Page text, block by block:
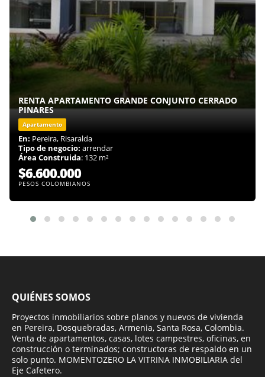
RENTA APARTAMENTO GRANDE CONJUNTO CERRADO
PINARES
Apartamento
En: Pereira, Risaralda
Tipo de negocio: arrendar
Área Construida: 132 m²
$6.600.000
PESOS COLOMBIANOS
QUIÉNES SOMOS
Proyectos inmobiliarios sobre planos y nuevos de vivienda
en Pereira, Dosquebradas, Armenia, Santa Rosa, Colombia.
Venta de apartamentos, casas, lotes campestres, oficinas, en
construcción o terminados; constructoras de respaldo en un
solo punto. MOMENTOZERO LA VITRINA INMOBILIARIA del
Eje Cafetero.